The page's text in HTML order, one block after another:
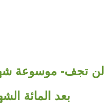
لن تجف- موسوعة
بعد المائة